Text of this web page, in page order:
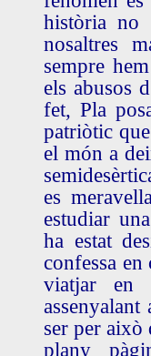
història no
nosaltres
sempre
els abusos
fet, Pla
patriòtic
el món a
es
estudiar
ha estat
confessa
viatjar en
ser per
plany